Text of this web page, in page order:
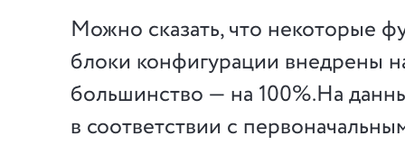
Можно сказать, что некоторые
блоки конфигурации внедрены
большинство — на 100%.На
в соответствии с